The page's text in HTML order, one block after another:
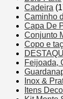
Cadeira
Caminho
Capa De
Conjunto
Copo e
Feijoada,
Inox &
Itens